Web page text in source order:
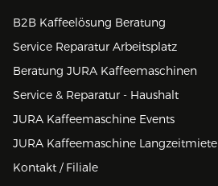
B2B Kaffeelösung Beratung
Service Reparatur Arbeitsplatz
Beratung JURA Kaffeemaschinen
Service & Reparatur - Haushalt
JURA Kaffeemaschine Events
JURA Kaffeemaschine Langzeitmiete
Kontakt / Filiale